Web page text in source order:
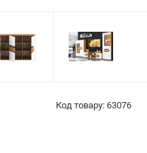
Код товару: 63076